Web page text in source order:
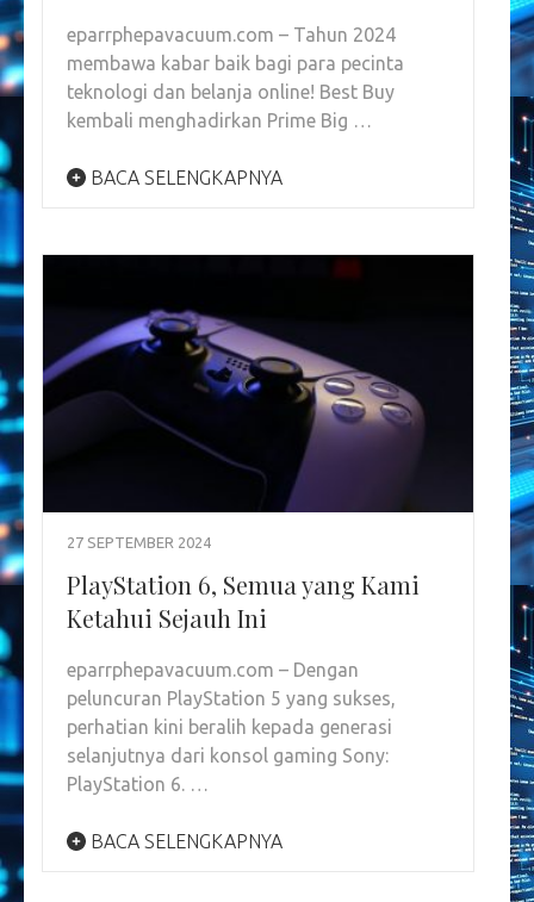
eparrphepavacuum.com – Tahun 2024
membawa kabar baik bagi para pecinta
teknologi dan belanja online! Best Buy
kembali menghadirkan Prime Big …
BACA SELENGKAPNYA
27 SEPTEMBER 2024
PlayStation 6, Semua yang Kami
Ketahui Sejauh Ini
eparrphepavacuum.com – Dengan
peluncuran PlayStation 5 yang sukses,
perhatian kini beralih kepada generasi
selanjutnya dari konsol gaming Sony:
PlayStation 6. …
BACA SELENGKAPNYA